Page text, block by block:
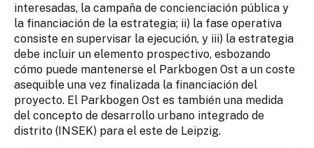
interesadas, la campaña de concienciación pública y
la financiación de la estrategia; ii) la fase operativa
consiste en supervisar la ejecución, y iii) la estrategia
debe incluir un elemento prospectivo, esbozando
cómo puede mantenerse el Parkbogen Ost a un coste
asequible una vez finalizada la financiación del
proyecto. El Parkbogen Ost es también una medida
del concepto de desarrollo urbano integrado de
distrito (INSEK) para el este de Leipzig.